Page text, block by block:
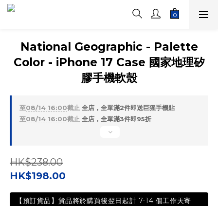
National Geographic - Palette
Color - iPhone 17 Case 國家地理矽
膠手機軟殼
至08/14 16:00截止 全店，全單滿2件即送巨猩手機貼
至08/14 16:00截止 全店，全單滿3件即95折
HK$238.00
HK$198.00
【預訂貨品】貨品將於購買後翌日起計 7-14 個工作天寄